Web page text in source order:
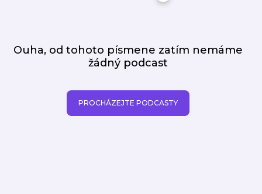
Ouha, od tohoto písmene zatím nemáme
žádný podcast
PROCHÁZEJTE PODCASTY